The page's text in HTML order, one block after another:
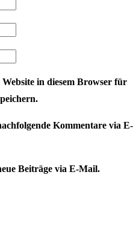
in diesem Browser für
Kommentare via E-
Beiträge via E-Mail.